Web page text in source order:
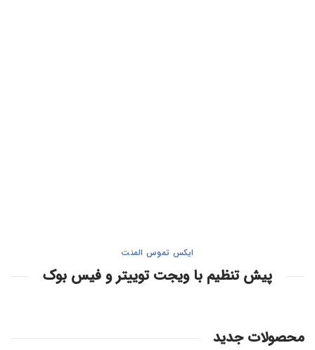
ایکس تموس المنت
پیش تنظیم با ویجت توییتر و فیس بوک
محصولات جدید